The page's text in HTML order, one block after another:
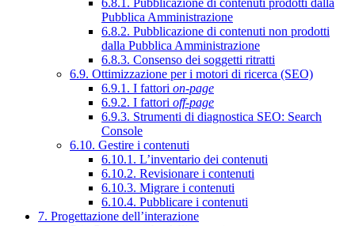
Pubblica Amministrazione
6.8.2. Pubblicazione di contenuti non prodotti
dalla Pubblica Amministrazione
6.8.3. Consenso dei soggetti ritratti
6.9. Ottimizzazione per i motori di ricerca (SEO)
6.9.1. I fattori on-page
6.9.2. I fattori off-page
6.9.3. Strumenti di diagnostica SEO: Search
Console
6.10. Gestire i contenuti
6.10.1. L’inventario dei contenuti
6.10.2. Revisionare i contenuti
6.10.3. Migrare i contenuti
6.10.4. Pubblicare i contenuti
7. Progettazione dell’interazione